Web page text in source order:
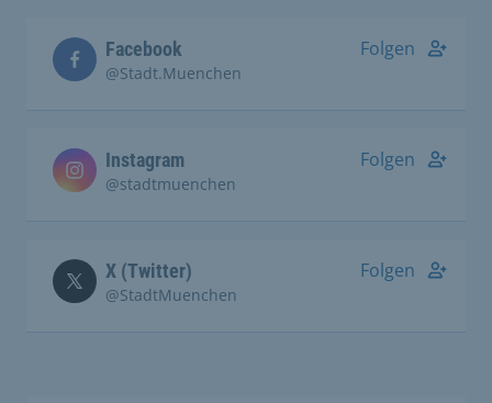
Facebook
@Stadt.Muenchen
Folgen
Instagram
@stadtmuenchen
Folgen
X (Twitter)
@StadtMuenchen
Folgen